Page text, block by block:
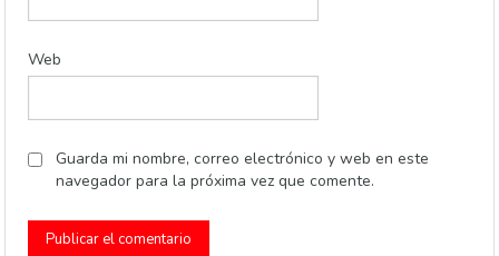
Web
Guarda mi nombre, correo electrónico y web en este
navegador para la próxima vez que comente.